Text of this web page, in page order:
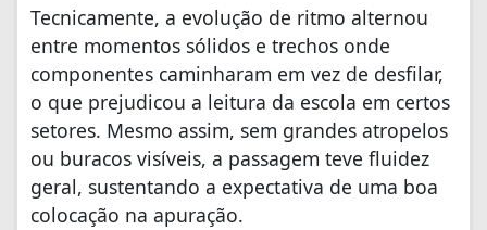
Tecnicamente, a evolução de ritmo alternou
entre momentos sólidos e trechos onde
componentes caminharam em vez de desfilar,
o que prejudicou a leitura da escola em certos
setores. Mesmo assim, sem grandes atropelos
ou buracos visíveis, a passagem teve fluidez
geral, sustentando a expectativa de uma boa
colocação na apuração.